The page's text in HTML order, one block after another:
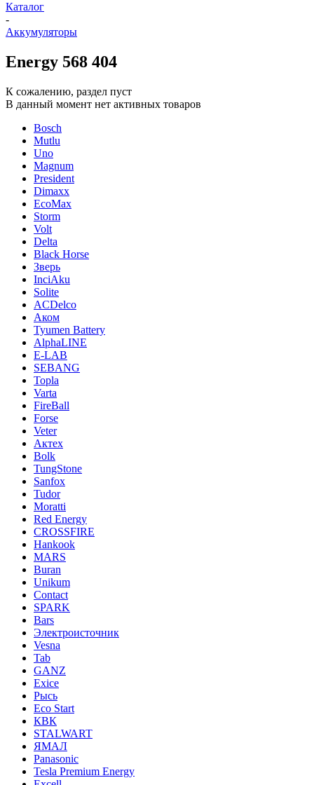
Каталог
-
Аккумуляторы
Energy 568 404
К сожалению, раздел пуст
В данный момент нет активных товаров
Bosch
Mutlu
Uno
Magnum
President
Dimaxx
EcoMax
Storm
Volt
Delta
Black Horse
Зверь
InciAku
Solite
ACDelco
Аком
Tyumen Battery
AlphaLINE
E-LAB
SEBANG
Topla
Varta
FireBall
Forse
Veter
Актех
Bolk
TungStone
Sanfox
Tudor
Moratti
Red Energy
CROSSFIRE
Hankook
MARS
Buran
Unikum
Contact
SPARK
Bars
Электроисточник
Vesna
Tab
GANZ
Exice
Рысь
Eco Start
КВК
STALWART
ЯМАЛ
Panasonic
Tesla Premium Energy